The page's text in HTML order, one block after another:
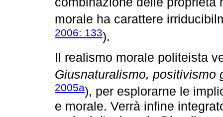
morale ha carattere
2006: 133).
Il realismo morale politeista
Giusnaturalismo, positivismo
2005a), per esplorarne le
e morale. Verrà infine